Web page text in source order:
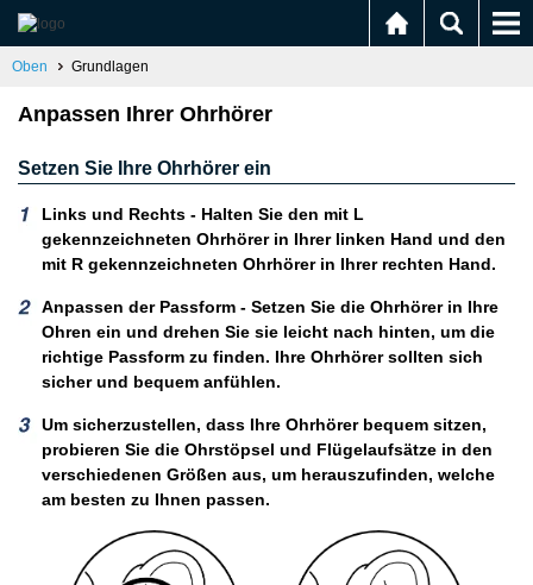
Oben Grundlagen
Anpassen Ihrer Ohrhörer
Setzen Sie Ihre Ohrhörer ein
Links und Rechts - Halten Sie den mit L
gekennzeichneten Ohrhörer in Ihrer linken Hand und den
mit R gekennzeichneten Ohrhörer in Ihrer rechten Hand.
Anpassen der Passform - Setzen Sie die Ohrhörer in Ihre
Ohren ein und drehen Sie sie leicht nach hinten, um die
richtige Passform zu finden. Ihre Ohrhörer sollten sich
sicher und bequem anfühlen.
Um sicherzustellen, dass Ihre Ohrhörer bequem sitzen,
probieren Sie die Ohrstöpsel und Flügelaufsätze in den
verschiedenen Größen aus, um herauszufinden, welche
am besten zu Ihnen passen.